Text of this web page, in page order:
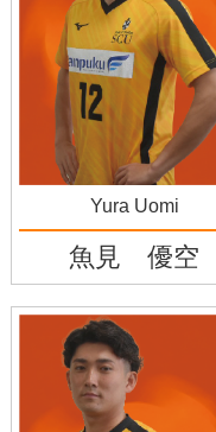
Yura Uomi
魚見 優空